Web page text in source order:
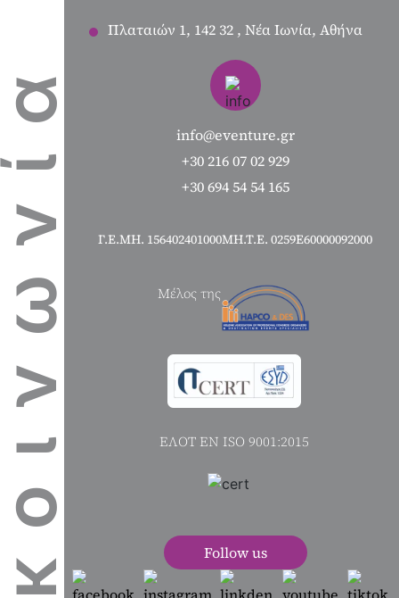
Πλαταιών 1, 142 32 , Νέα Ιωνία, Αθήνα
info@eventure.gr
+30 216 07 02 929
+30 694 54 54 165
Γ.Ε.ΜΗ. 156402401000ΜΗ.Τ.Ε. 0259Ε60000092000
Μέλος της
ΕΛΟΤ ΕΝ ISO 9001:2015
Follow us